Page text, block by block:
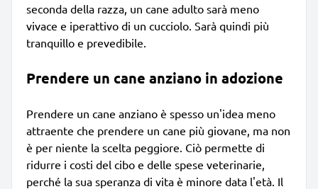
seconda della razza, un cane adulto sarà meno
vivace e iperattivo di un cucciolo. Sarà quindi più
tranquillo e prevedibile.
Prendere un cane anziano in adozione
Prendere un cane anziano è spesso un'idea meno
attraente che prendere un cane più giovane, ma non
è per niente la scelta peggiore. Ciò permette di
ridurre i costi del cibo e delle spese veterinarie,
perché la sua speranza di vita è minore data l'età. Il